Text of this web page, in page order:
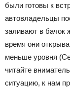
были готовы к
автовладельцы
заливают в бачок
время они
меньше уровня
читайте
ситуацию, к нам